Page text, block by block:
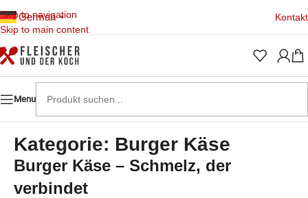
Skip to navigation
Skip to main content
German ▼ Kontakt
Menu
Kategorie: Burger Käse
Burger Käse – Schmelz, der
verbindet